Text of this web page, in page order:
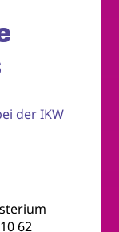
der IKW
62